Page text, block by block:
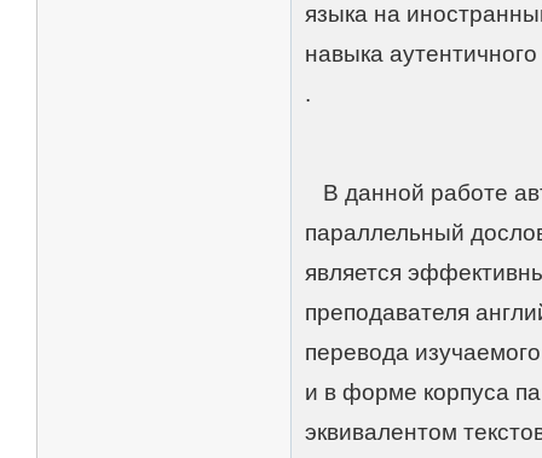
языка на
навыка
.
В данной работе
параллельный
является
преподавателя
перевода
и в форме корпуса
эквивалентом